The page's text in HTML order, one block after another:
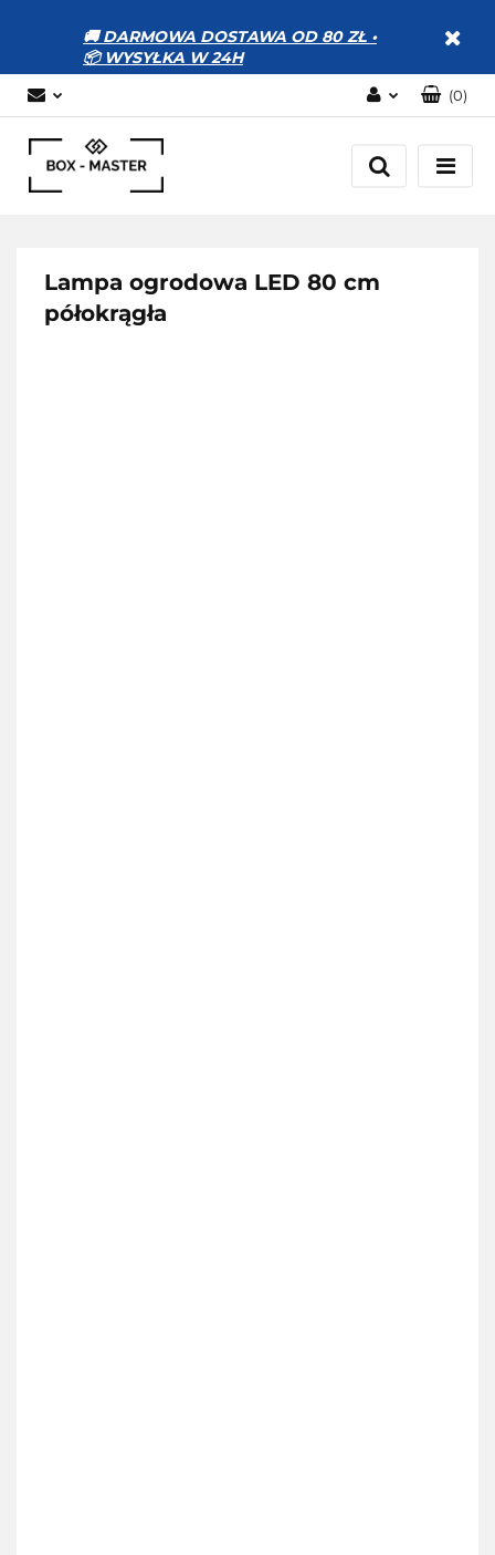
🚚 DARMOWA DOSTAWA OD 80 ZŁ •
📦 WYSYŁKA W 24H
Zaloguj się
Zarejestruj się
(0)
Lampa ogrodowa LED 80 cm
półokrągła